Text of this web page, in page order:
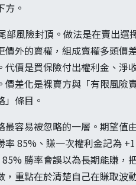
。
風險封頂。做法是在賣出
價外的賣權，組成賣權多頭
價是買保險付出權利金、淨
差化是裸賣方與「有限風險
條目。
容易被忽略的一層。期望值
85%、賺一次權利金記為
勝率會誤以為長期能賺，
重點在於清楚自己在賺取波